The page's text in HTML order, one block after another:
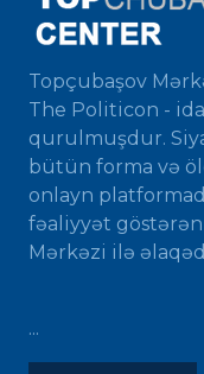
Topçubaşov
The Politicon -
qurulmuşdur.
bütün forma və
onlayn
fəaliyyət
Mərkəzi ilə
...